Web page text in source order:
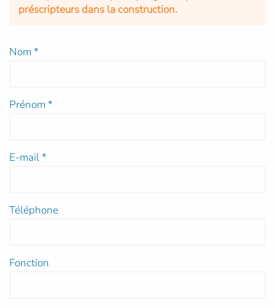
préscripteurs dans la construction.
Nom *
Prénom *
E-mail*
Téléphone
Fonction